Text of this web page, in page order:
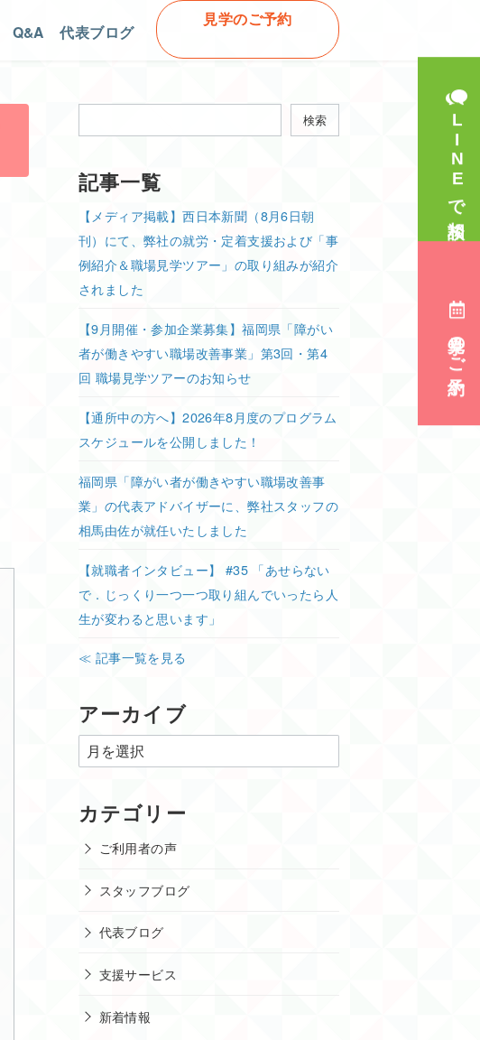
Q&A 代表ブログ
見学のご予約
検索
記事一覧
【メディア掲載】西日本新聞（8月6日朝
刊）にて、弊社の就労・定着支援および「事
例紹介＆職場見学ツアー」の取り組みが紹介
されました
【9月開催・参加企業募集】福岡県「障がい
者が働きやすい職場改善事業」第3回・第4
回 職場見学ツアーのお知らせ
【通所中の方へ】2026年8月度のプログラム
スケジュールを公開しました！
福岡県「障がい者が働きやすい職場改善事
業」の代表アドバイザーに、弊社スタッフの
相馬由佐が就任いたしました
【就職者インタビュー】 #35 「あせらない
で．じっくり一つ一つ取り組んでいったら人
生が変わると思います」
≪ 記事一覧を見る
アーカイブ
ア
ー
イ
ブ
カテゴリー
ご利用者の声
スタッフブログ
代表ブログ
支援サービス
新着情報
LINEで相談
見学のご予約